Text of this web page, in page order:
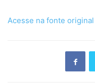
Acesse na fonte original